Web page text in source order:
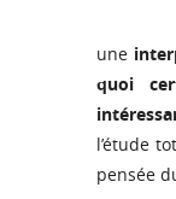
une
quoi
l’étude
pensée